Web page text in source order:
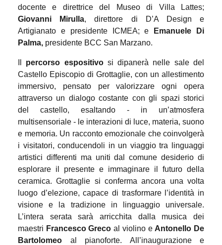
docente e direttrice del Museo di Villa Lattes;
Giovanni Mirulla, direttore di D’A Design e
Artigianato e presidente ICMEA; e
Emanuele Di
Palma, presidente BCC San Marzano.
percorso espositivosi dipanerà nelle sale del
Castello Episcopio di Grottaglie, con un allestimento
immersivo, pensato per valorizzare ogni opera
attraverso un dialogo costante con gli spazi storici
del castello, esaltando - in un’atmosfera
multisensoriale - le interazioni di luce, materia, suono
e memoria. Un racconto emozionale che coinvolgerà
i visitatori, conducendoli in un viaggio tra linguaggi
artistici differenti ma uniti dal comune desiderio di
esplorare il presente e immaginare il futuro della
ceramica. Grottaglie si conferma ancora una volta
luogo d’elezione, capace di trasformare l’identità in
visione e la tradizione in linguaggio universale.
L’intera serata sarà arricchita dalla musica dei
maestri Francesco Greco al violino e Antonello De
Bartolomeo al pianoforte. All’inaugurazione e